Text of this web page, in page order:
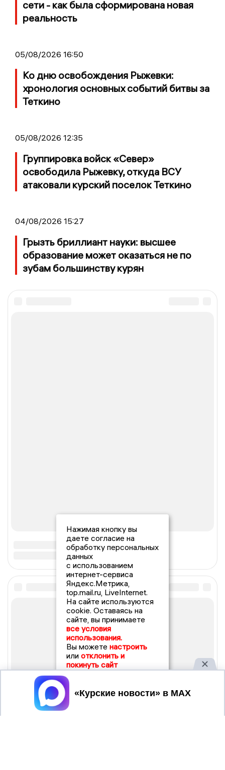
сети - как была сформирована новая
реальность
05/08/2026 16:50
Ко дню освобождения Рыжевки:
хронология основных событий битвы за
Теткино
05/08/2026 12:35
Группировка войск «Север»
освободила Рыжевку, откуда ВСУ
атаковали курский поселок Теткино
04/08/2026 15:27
Грызть бриллиант науки: высшее
образование может оказаться не по
зубам большинству курян
Нажимая кнопку вы
даете согласие на
обработку персональных
данных
с использованием
интернет-сервиса
Яндекс.Метрика,
top.mail.ru, LiveInternet.
На сайте используются
cookie. Оставаясь на
сайте, вы принимаете
все условия
использования.
Вы можете настроить
или отклонить и
покинуть сайт
Принять